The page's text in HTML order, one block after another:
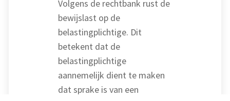
Volgens de rechtbank rust de
bewijslast op de
belastingplichtige. Dit
betekent dat de
belastingplichtige
aannemelijk dient te maken
dat sprake is van een